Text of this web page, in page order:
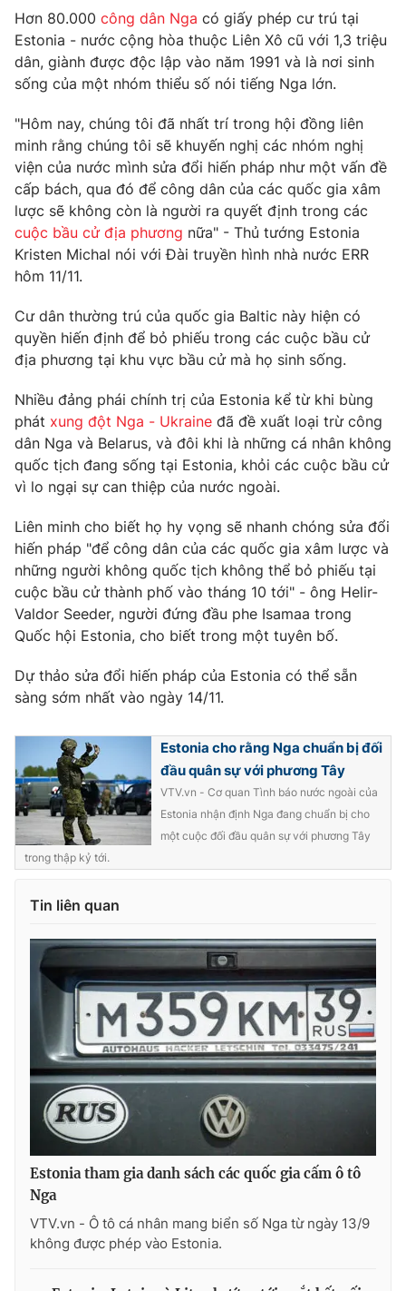
Góc doanh nghiệp
Truyền hình
Phim VTV
Nhân vật
Khán giả
Giải sao mai
Giải trí
Điện ảnh
Âm nhạc
Sao
Đời sống
Du lịch
Làm đẹp
Chất lượng cuộc sống
Giáo dục
Tuyển sinh
Học trực tuyến
Công nghệ
Hitech Công nghệ tương lai
Sản phẩm
Thị trường
Tư vấn
Lịch phát sóng
Chuyên mục khác
Emagazine Podcast
Video Shorts video
VTV Money VTV Thể thao
VTV Sức khoẻ Bất động sản
VTV4 Vươn mình bằng AI
VTV9 VTV8
Liên hệ tòa soạn English
THỜI BÁO VTV
Theo dõi báo trên
Cơ quan chủ quản: Đài Truyền hình Việt Nam
Cơ quan báo chí:Thời báo VTV
Giấy phép hoạt động báo in và báo điện tử số 483/GP-BTTTT
cấp ngày 29/12/2023
Tổng Biên tập:
Phó Tổng Biên tập:Nguyễn Thị Mỹ Hạnh, Phạm Quốc Thắng,
Nguyễn Trọng Ninh
Hơn 80.000 công dân Nga có giấy phép cư trú tại
Estonia - nước cộng hòa thuộc Liên Xô cũ với 1,3 triệu
dân, giành được độc lập vào năm 1991 và là nơi sinh
sống của một nhóm thiểu số nói tiếng Nga lớn.
"Hôm nay, chúng tôi đã nhất trí trong hội đồng liên
minh rằng chúng tôi sẽ khuyến nghị các nhóm nghị
viện của nước mình sửa đổi hiến pháp như một vấn đề
cấp bách, qua đó để công dân của các quốc gia xâm
lược sẽ không còn là người ra quyết định trong các
cuộc bầu cử địa phương nữa" - Thủ tướng Estonia
Kristen Michal nói với Đài truyền hình nhà nước ERR
hôm 11/11.
Cư dân thường trú của quốc gia Baltic này hiện có
quyền hiến định để bỏ phiếu trong các cuộc bầu cử
địa phương tại khu vực bầu cử mà họ sinh sống.
Nhiều đảng phái chính trị của Estonia kể từ khi bùng
phát xung đột Nga - Ukraine đã đề xuất loại trừ công
dân Nga và Belarus, và đôi khi là những cá nhân không
quốc tịch đang sống tại Estonia, khỏi các cuộc bầu cử
vì lo ngại sự can thiệp của nước ngoài.
Liên minh cho biết họ hy vọng sẽ nhanh chóng sửa đổi
hiến pháp "để công dân của các quốc gia xâm lược và
những người không quốc tịch không thể bỏ phiếu tại
cuộc bầu cử thành phố vào tháng 10 tới" - ông Helir-
Valdor Seeder, người đứng đầu phe Isamaa trong
Quốc hội Estonia, cho biết trong một tuyên bố.
Dự thảo sửa đổi hiến pháp của Estonia có thể sẵn
sàng sớm nhất vào ngày 14/11.
Estonia cho rằng Nga chuẩn bị đối
đầu quân sự với phương Tây
VTV.vn - Cơ quan Tình báo nước ngoài của
Estonia nhận định Nga đang chuẩn bị cho
một cuộc đối đầu quân sự với phương Tây
trong thập kỷ tới.
Tin liên quan
Estonia tham gia danh sách các quốc gia cấm ô tô
Nga
VTV.vn - Ô tô cá nhân mang biển số Nga từ ngày 13/9
không được phép vào Estonia.